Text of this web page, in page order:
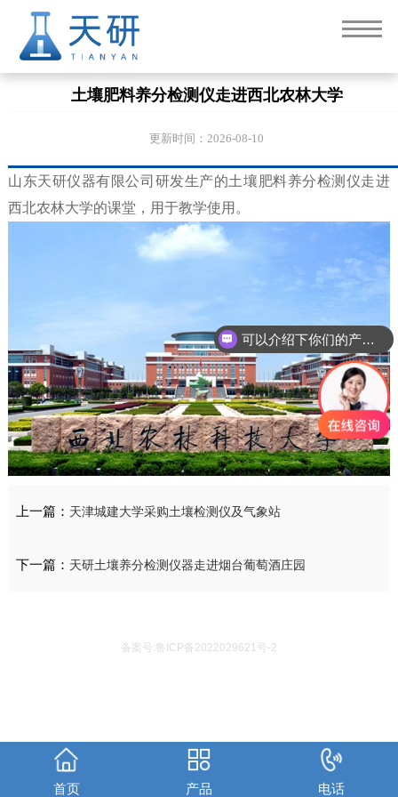
土壤肥料养分检测仪走进西北农林大学
更新时间：2026-08-10
山东天研仪器有限公司研发生产的土壤肥料养分检测仪走进
西北农林大学的课堂，用于教学使用。
上一篇： 天津城建大学采购土壤检测仪及气象站
下一篇： 天研土壤养分检测仪器走进烟台葡萄酒庄园
备案号:鲁ICP备2022029621号-2
首页 产品 电话
可以介绍下你们的产品么